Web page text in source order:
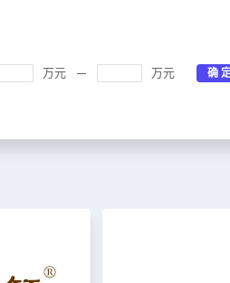
万元 万元